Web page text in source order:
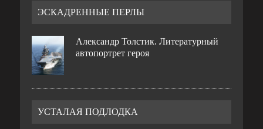
ЭСКАДРЕННЫЕ ПЕРЛЫ
Александр Толстик. Литературный
автопортрет героя
УСТАЛАЯ ПОДЛОДКА